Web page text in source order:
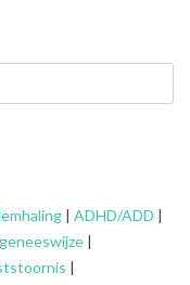
| ADHD/ADD |
|
|